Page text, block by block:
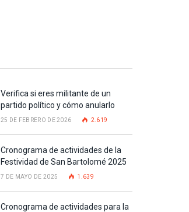
Verifica si eres militante de un
partido político y cómo anularlo
25 DE FEBRERO DE 2026 2.619
Cronograma de actividades de la
Festividad de San Bartolomé 2025
7 DE MAYO DE 2025 1.639
Cronograma de actividades para la